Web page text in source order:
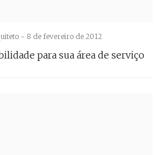
- 8 de fevereiro de 2012
para sua área de serviço